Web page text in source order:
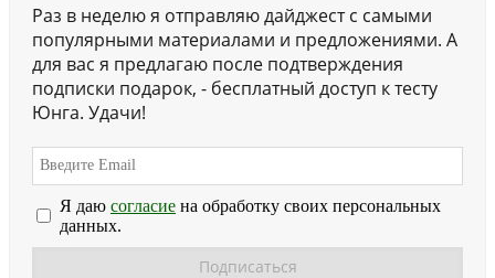
Раз в неделю я отправляю дайджест с самыми
популярными материалами и предложениями. А
для вас я предлагаю после подтверждения
подписки подарок, - бесплатный доступ к тесту
Юнга. Удачи!
Я даю согласие на обработку своих персональных
данных.